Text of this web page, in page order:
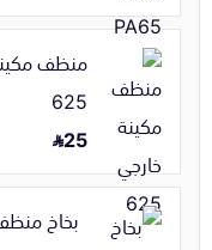
منظف
625
25
بخاخ